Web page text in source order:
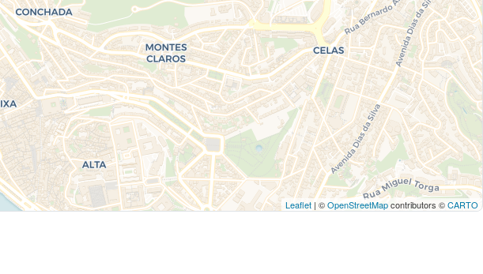
Leaflet | ©OpenStreetMapcontributors ©CARTO